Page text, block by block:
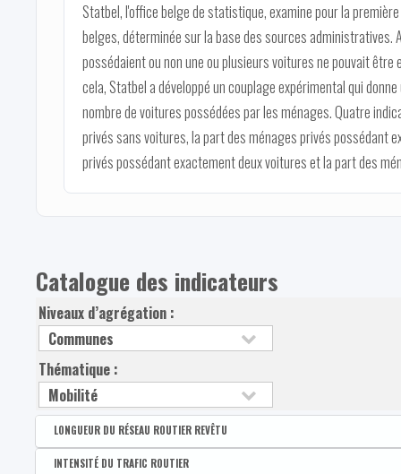
Statbel, l'office belge de statistique, examine pour la
belges, déterminée sur la base des sources administratives.
possédaient ou non une ou plusieurs voitures ne pouvait être
cela, Statbel a développé un couplage expérimental qui
nombre de voitures possédées par les ménages. Quatre
privés sans voitures, la part des ménages privés possédant
privés possédant exactement deux voitures et la part des
Catalogue des indicateurs
Niveaux d’agrégation :
Thématique :
LONGUEUR DU RÉSEAU ROUTIER REVÊTU
Disponible par :Commune - Arrondissement - Province - Bassin EFE - Zone de
INTENSITÉ DU TRAFIC ROUTIER